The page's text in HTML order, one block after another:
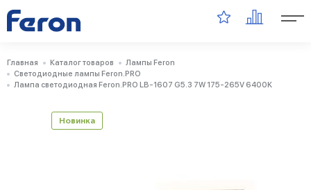
Главная Каталог товаров
Лампы Feron
Светодиодные лампы Feron.PRO
Лампа светодиодная Feron.PRO LB-1607 G5.3 7W 175-265V 6400K
Новинка